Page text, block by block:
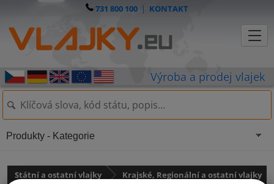
731 800 100 | KONTAKT
Státní a ostatní vlajky
Krajské, Regionální a ostatní vlajky
Produkty - Kategorie